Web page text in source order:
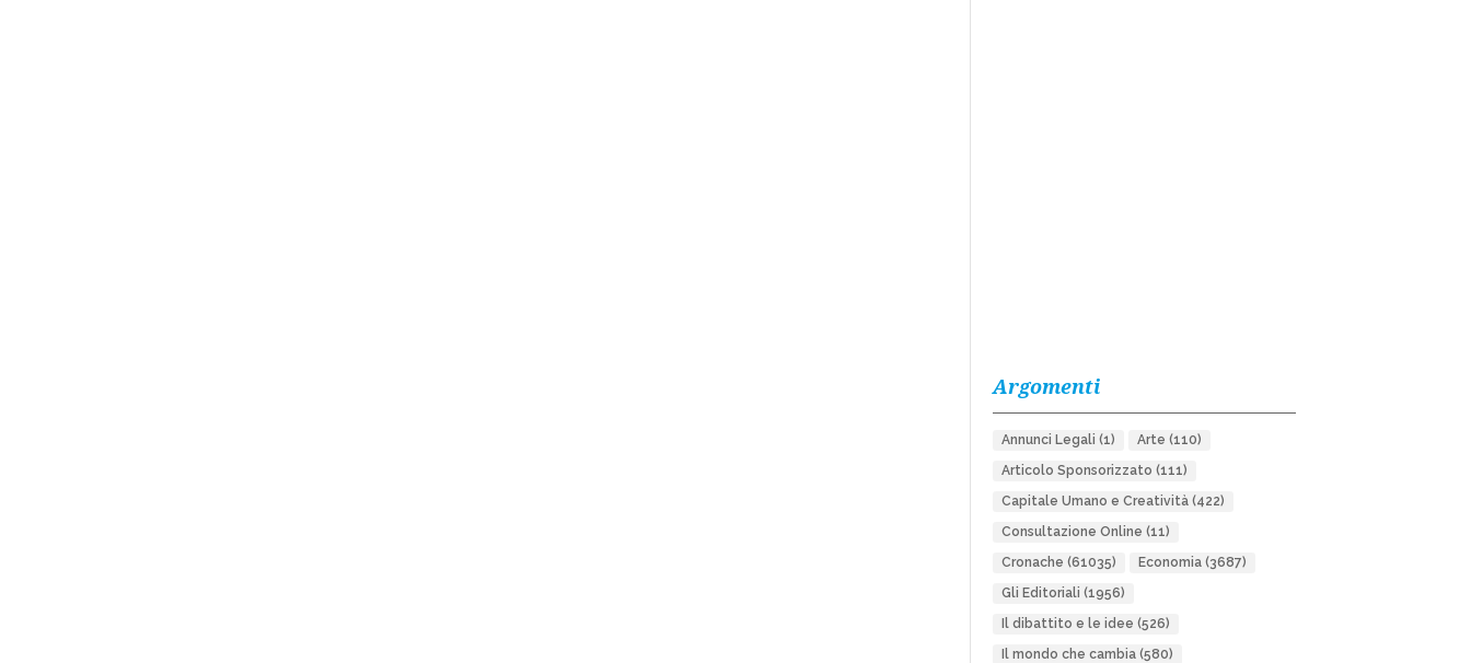
Argomenti
Annunci Legali (1) Arte (110)
Articolo Sponsorizzato (111)
Capitale Umano e Creatività(422)
Consultazione Online (11)
Cronache (61035) Economia(3687)
Gli Editoriali (1956)
Il dibattito e le idee (526)
Il mondo che cambia(580)